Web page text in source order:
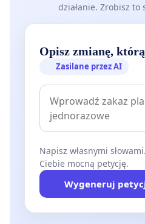
działanie. Zrobisz to
Opisz zmianę,
Zasilane przez AI
Napisz własnymi
Ciebie mocną petycję.
Wygeneruj